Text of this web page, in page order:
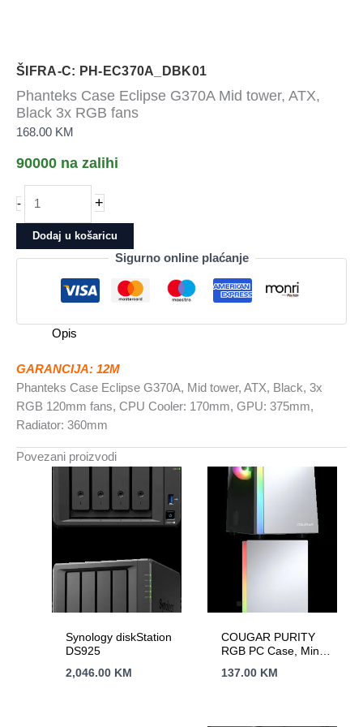
ŠIFRA-C: PH-EC370A_DBK01
Phanteks Case Eclipse G370A Mid tower, ATX,
Black 3x RGB fans
168.00 KM
90000 na zalihi
-
Case
Eclipse
G370A
Black
RGB
fans
količina
+
Dodaj u košaricu
Sigurno online plaćanje
Opis
GARANCIJA: 12M
Phanteks Case Eclipse G370A, Mid tower, ATX, Black, 3x
RGB 120mm fans, CPU Cooler: 170mm, GPU: 375mm,
Radiator: 360mm
Povezani proizvodi
Synology diskStation
DS925
2,046.00 KM
COUGAR PURITY
RGB PC Case, Mini
137.00 KM